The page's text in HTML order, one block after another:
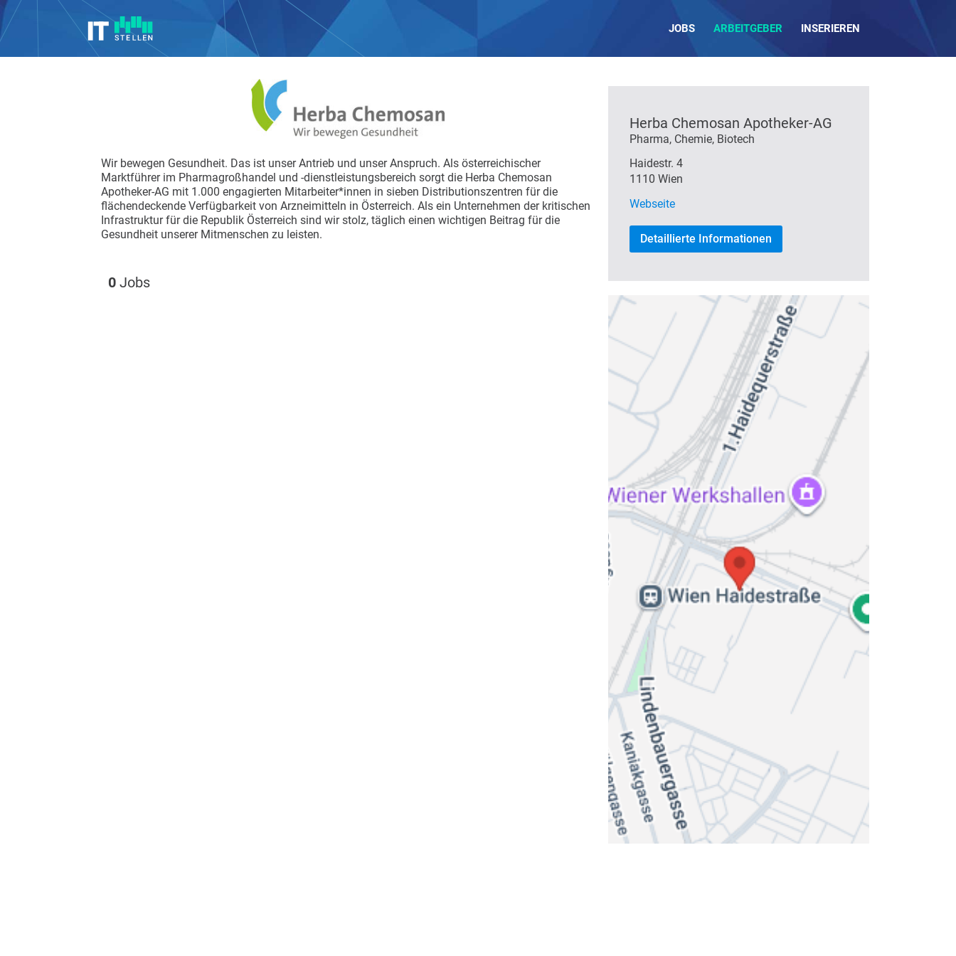
JOBS ARBEITGEBER INSERIEREN
Wir bewegen Gesundheit. Das ist unser Antrieb und unser Anspruch. Als österreichischer
Marktführer im Pharmagroßhandel und -dienstleistungsbereich sorgt die Herba Chemosan
Apotheker-AG mit 1.000 engagierten Mitarbeiter*innen in sieben Distributionszentren für die
flächendeckende Verfügbarkeit von Arzneimitteln in Österreich. Als ein Unternehmen der kritischen
Infrastruktur für die Republik Österreich sind wir stolz, täglich einen wichtigen Beitrag für die
Gesundheit unserer Mitmenschen zu leisten.
0 Jobs
Herba Chemosan Apotheker-AG
Pharma, Chemie, Biotech
Haidestr. 4
1110 Wien
Webseite
Detaillierte Informationen